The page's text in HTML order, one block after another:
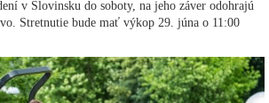
v Slovinsku do soboty, na jeho záver odohrajú
Stretnutie bude mať výkop 29. júna o 11:00